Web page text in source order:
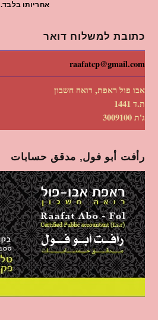
אחריותו בלבד.
כתובת למשלוח דואר
raafatcp@gmail.com
אבו פול ראפת, רואה חשבון
ת.ד 1441
ג'ת 3009100
رأفت أبو فول, مدقق حسابات